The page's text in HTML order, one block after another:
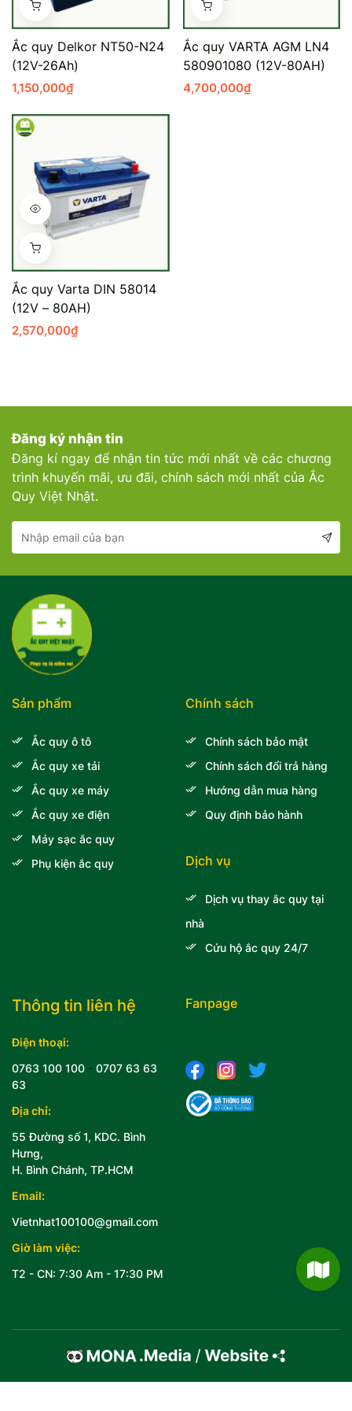
Vinfast
Long
Ắc quy Delkor NT50-N24
(12V-26Ah)
1,150,000₫
Ắc quy VARTA AGM LN4
580901080 (12V-80AH)
4,700,000₫
Ắc quy Varta DIN 58014
(12V – 80AH)
2,570,000₫
Đăng ký nhận tin
Đăng kí ngay để nhận tin tức mới nhất về các chương
trình khuyến mãi, ưu đãi, chính sách mới nhất của Ắc
Quy Việt Nhật.
Thông tin liên hệ
Điện thoại:
0763 100 100 - 0707 63 63
63
Địa chỉ:
55 Đường số 1, KDC. Bình
Hưng,
H. Bình Chánh, TP.HCM
Email:
Vietnhat100100@gmail.com
Giờ làm việc:
T2 - CN: 7:30 Am - 17:30 PM
Sản phẩm
Ắc quy ô tô
Ắc quy xe tải
Ắc quy xe máy
Ắc quy xe điện
Máy sạc ắc quy
Phụ kiện ắc quy
Chính sách
Chính sách bảo mật
Chính sách đổi trả hàng
Hướng dẫn mua hàng
Quy định bảo hành
Dịch vụ
Dịch vụ thay ắc quy tại
nhà
Cứu hộ ắc quy 24/7
Fanpage